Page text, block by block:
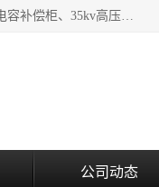
湖北中盛电气有限公司（下称中盛电气）主要产品有：水阻柜、高压软启动柜、高压电机软启动柜、高压电容补偿柜、35kv高压开关柜、高压固态软启动柜等;致力于工业电气控制、电力电子、工业用机器人及自动化产线等产品的研发、制造和应用，是集研发、生产、销售和技术服务于一体的高新技术企业。
公司动态